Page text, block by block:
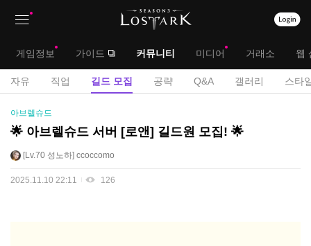
대
메
게임정보 가이드 커뮤니티 미디어 거래소 웹
서
메
자유 직업 길드 모집 공략 Q&A 갤러리 스타
길
드
집
시
아브렐슈드
🌟 아브렐슈드 서버 [로앤] 길드원 모집! 🌟
Lv.70 성노하 ccoccomo
2025.11.10 22:11 126